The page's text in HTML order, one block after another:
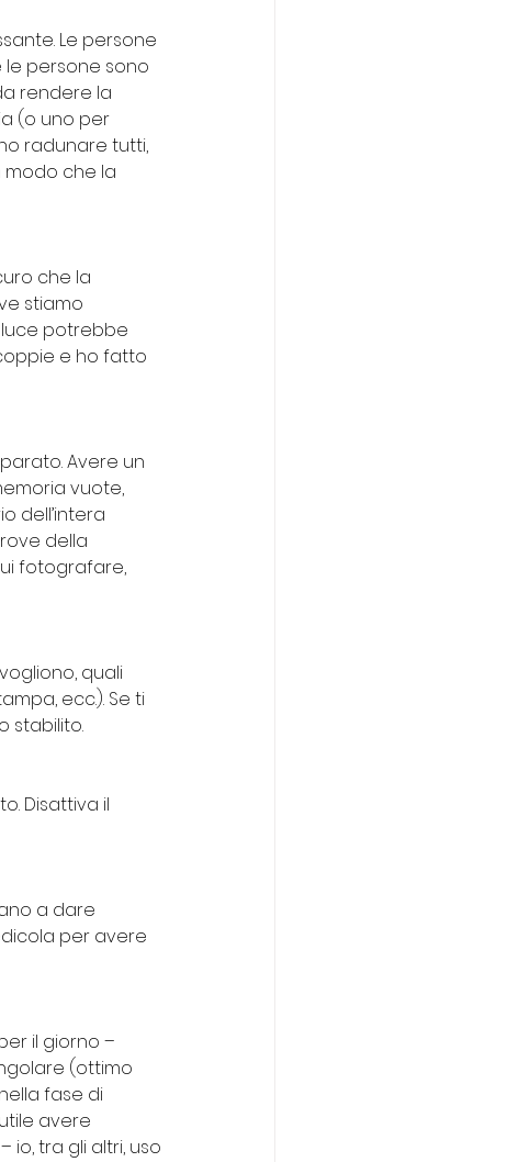
Le persone
le persone sono
rendere la
(o uno per
radunare tutti,
modo che la
che la
stiamo
luce potrebbe
e ho fatto
Avere un
vuote,
dell’intera
della
fotografare,
quali
ecc.). Se ti
stabilito.
Disattiva il
a dare
per avere
il giorno –
(ottimo
fase di
avere
io, tra gli altri, uso